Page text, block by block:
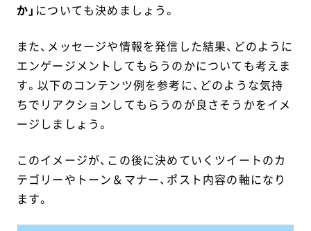
か」 についても決めましょう。
また、メッセージや情報を発信した結果、どのように
エンゲージメントしてもらうのかについても考えま
す。以下のコンテンツ例を参考に、どのような気持
ちでリアクションしてもらうのが良さそうかをイメ
ージしましょう。
このイメージが、この後に決めていくツイートのカ
テゴリーやトーン＆マナー、ポスト内容の軸になり
ます。